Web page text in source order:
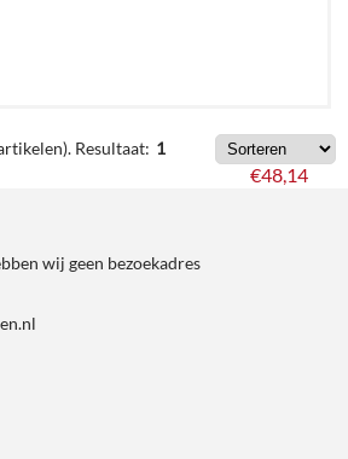
€70,93
€48,14
Resultaat: 1
wij geen bezoekadres